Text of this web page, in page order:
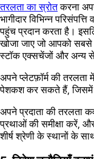
तरलता का स्रोतकरना
भागीदार विभिन्न
पहुंच प्रदान करता है।
खोजा जाए जो आपको सबसे
स्टॉक एक्सचेंजों और अन्य
अपने प्लेटफ़ॉर्म की तरलता
पेशकश कर सकते हैं, जिसमें
अपने प्रदाता की तरलता
प्रथाओं की समीक्षा करें,
शीर्ष श्रेणी के स्थानों के